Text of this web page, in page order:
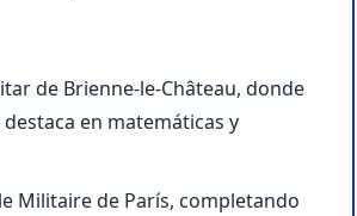
de Brienne-le-Château, donde
en matemáticas y
Militaire de París, completando